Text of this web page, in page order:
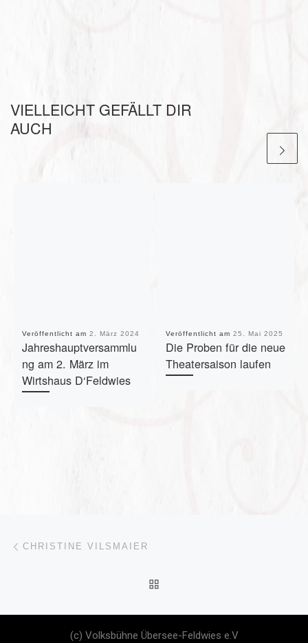
VIELLEICHT GEFÄLLT DIR
AUCH
Veröffentlicht am 2. März 2024
Jahreshauptversammlu
ng am 2. März im
Wirtshaus D‘Feldwies
Veröffentlicht am 25. Mai 2025
Die Proben für die neue
Theatersaison laufen
Beitragsnavigation
CHRISTINE VILSMAIER
(c) Volksbühne Übersee-Feldwies e.V